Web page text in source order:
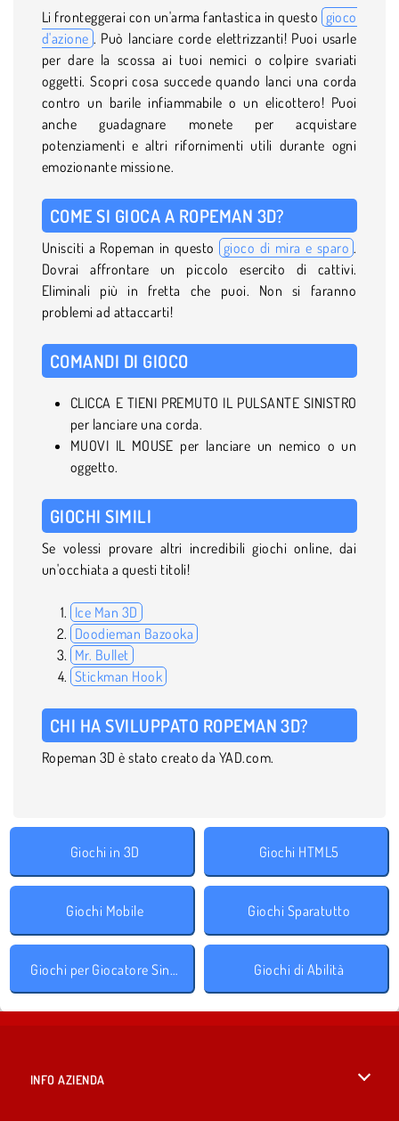
Li fronteggerai con un'arma fantastica in questo gioco
d'azione . Può lanciare corde elettrizzanti! Puoi usarle
per dare la scossa ai tuoi nemici o colpire svariati
oggetti. Scopri cosa succede quando lanci una corda
contro un barile infiammabile o un elicottero! Puoi
anche guadagnare monete per acquistare
potenziamenti e altri rifornimenti utili durante ogni
emozionante missione.
COME SI GIOCA A ROPEMAN 3D?
Unisciti a Ropeman in questo gioco di mira e sparo .
Dovrai affrontare un piccolo esercito di cattivi.
Eliminali più in fretta che puoi. Non si faranno
problemi ad attaccarti!
COMANDI DI GIOCO
CLICCA E TIENI PREMUTO IL PULSANTE SINISTRO
per lanciare una corda.
MUOVI IL MOUSE per lanciare un nemico o un
oggetto.
GIOCHI SIMILI
Se volessi provare altri incredibili giochi online, dai
un'occhiata a questi titoli!
Ice Man 3D
Doodieman Bazooka
Mr. Bullet
Stickman Hook
CHI HA SVILUPPATO ROPEMAN 3D?
Ropeman 3D è stato creato da YAD.com.
Giochi in 3D Giochi HTML5
Giochi Mobile Giochi Sparatutto
Giochi per Giocatore Singolo Giochi di Abilità
INFO AZIENDA